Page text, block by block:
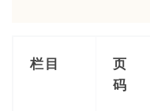
栏目
页
码